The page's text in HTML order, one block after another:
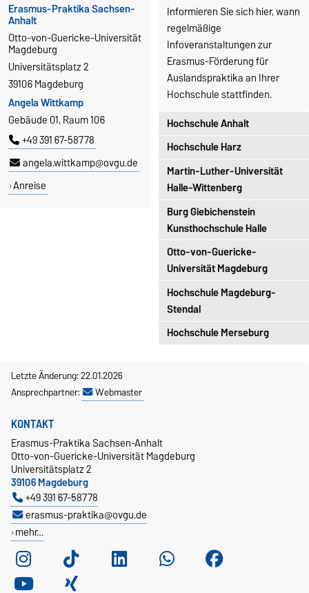
Erasmus-Praktika Sachsen-
Anhalt
Otto-von-Guericke-Universität
Magdeburg
Universitätsplatz 2
39106 Magdeburg
Angela Wittkamp
Gebäude 01, Raum 106
+49 391 67-58778
angela.wittkamp@ovgu.de
Anreise
Hochschule Anhalt
1-2x/ Jahr; jeweils in
Bernburg, Dessau & Köthen
Hochschule Harz
Wernigerode: 1x / Semester
(Career Service)
Halberstadt: 1x / Jahr im
SoSe (Studiengang EVM);
mit Erfahrungsberichten
Martin-Luther-Universität
Halle-Wittenberg
im Mai zum International
Day
Monatliche
Sprechstundejeden 3.
Donnerstag im Monat
von 16-18 Uhr
Spezielle Infoveranstaltungen
(Erasmuskoordinator Prof.
Burg Giebichenstein
Kunsthochschule Halle
siehe MLU
Otto-von-Guericke-
Universität Magdeburg
Infoveranstaltung 1x/
Semester mit
Erfahrungsberichten (offen
für HS-MD)
Hochschule Magdeburg-
Stendal
Ferndurst und
Hochschule Merseburg
Informieren Sie sich hier, wann
regelmäßige
Infoveranstaltungen zur
Erasmus-Förderung für
Auslandspraktika an Ihrer
Hochschule stattfinden.
Letzte Änderung: 22.01.2026
Ansprechpartner:
Webmaster
KONTAKT
Erasmus-Praktika Sachsen-Anhalt
Otto-von-Guericke-Universität Magdeburg
Universitätsplatz 2
39106 Magdeburg
+49 391 67-58778
erasmus-praktika@ovgu.de
mehr…